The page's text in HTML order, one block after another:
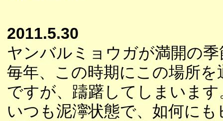
2011.5.30
ヤンバルミョウガが満開の
毎年、この時期にこの場所
ですが、躊躇してしまいます
いつも泥濘状態で、如何に